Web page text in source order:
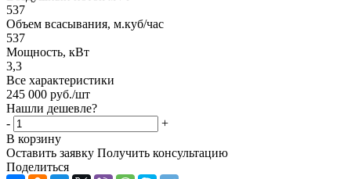
537
Объем всасывания, м.куб/час
537
Мощность, кВт
3,3
Все характеристики
245 000 руб./шт
Нашли дешевле?
-
+
В корзину
Оставить заявку Получить консультацию
Поделиться